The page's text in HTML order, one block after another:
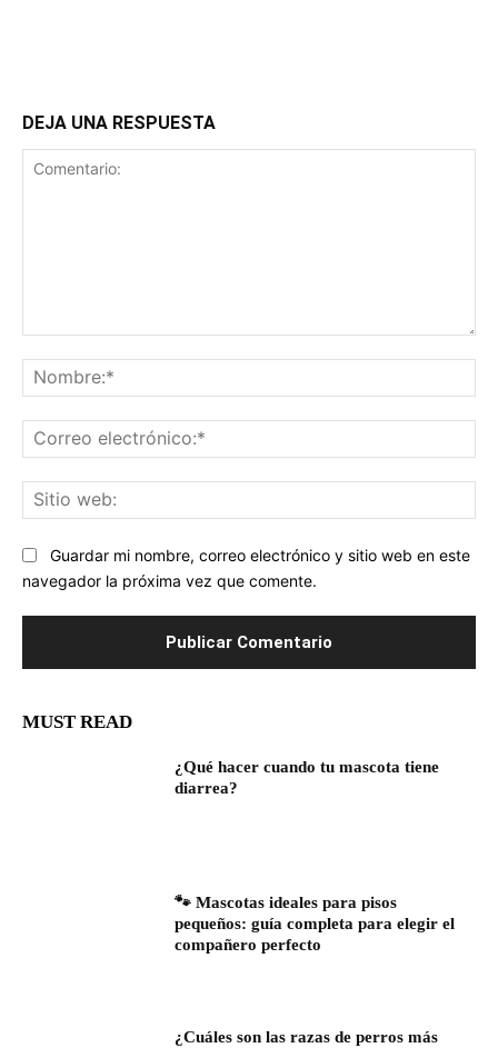
DEJA UNA RESPUESTA
Guardar mi nombre, correo electrónico y sitio web en este
navegador la próxima vez que comente.
MUST READ
¿Qué hacer cuando tu mascota tiene
diarrea?
🐾 Mascotas ideales para pisos
pequeños: guía completa para elegir el
compañero perfecto
¿Cuáles son las razas de perros más